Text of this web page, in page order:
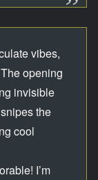
vibes,
opening
invisible
the
cool
I’m